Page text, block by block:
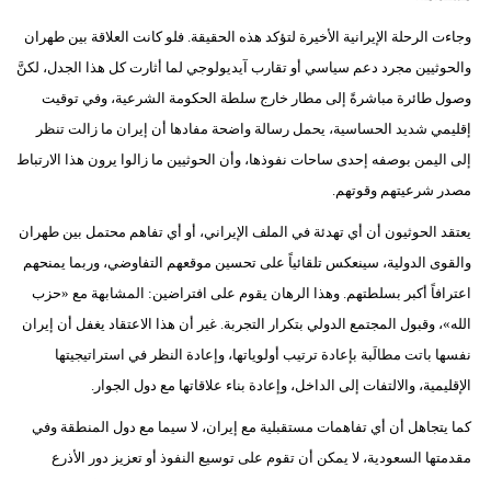
وجاءت الرحلة الإيرانية الأخيرة لتؤكد هذه الحقيقة. فلو كانت العلاقة بين طهران
والحوثيين مجرد دعم سياسي أو تقارب آيديولوجي لما أثارت كل هذا الجدل، لكنَّ
وصول طائرة مباشرةً إلى مطار خارج سلطة الحكومة الشرعية، وفي توقيت
إقليمي شديد الحساسية، يحمل رسالة واضحة مفادها أن إيران ما زالت تنظر
إلى اليمن بوصفه إحدى ساحات نفوذها، وأن الحوثيين ما زالوا يرون هذا الارتباط
مصدر شرعيتهم وقوتهم.
يعتقد الحوثيون أن أي تهدئة في الملف الإيراني، أو أي تفاهم محتمل بين طهران
والقوى الدولية، سينعكس تلقائياً على تحسين موقعهم التفاوضي، وربما يمنحهم
اعترافاً أكبر بسلطتهم. وهذا الرهان يقوم على افتراضين: المشابهة مع «حزب
الله»، وقبول المجتمع الدولي بتكرار التجربة. غير أن هذا الاعتقاد يغفل أن إيران
نفسها باتت مطالَبة بإعادة ترتيب أولوياتها، وإعادة النظر في استراتيجيتها
الإقليمية، والالتفات إلى الداخل، وإعادة بناء علاقاتها مع دول الجوار.
كما يتجاهل أن أي تفاهمات مستقبلية مع إيران، لا سيما مع دول المنطقة وفي
مقدمتها السعودية، لا يمكن أن تقوم على توسيع النفوذ أو تعزيز دور الأذرع